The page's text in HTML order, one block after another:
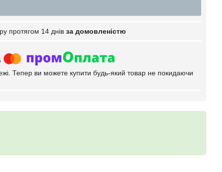
протягом 14 днів за домовленістю
Тепер ви можете купити будь-який товар не покидаючи